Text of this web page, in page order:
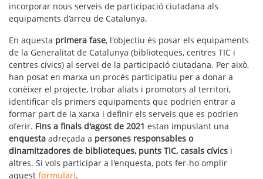
incorporar nous serveis de participació ciutadana als
equipaments d’arreu de Catalunya.
En aquesta primera fase, l'objectiu és posar els equipaments
de la Generalitat de Catalunya (biblioteques, centres TIC i
centres cívics) al servei de la participació ciutadana. Per això,
han posat en marxa un procés participatiu per a donar a
conèixer el projecte, trobar aliats i promotors al territori,
identificar els primers equipaments que podrien entrar a
formar part de la xarxa i definir els serveis que es podrien
oferir. Fins a finals d'agost de 2021 estan impuslant una
enquesta adreçada a persones responsables o
dinamitzadores de biblioteques, punts TIC, casals cívics i
altres. Si vols participar a l'enquesta, pots fer-ho omplir
aquest formulari.